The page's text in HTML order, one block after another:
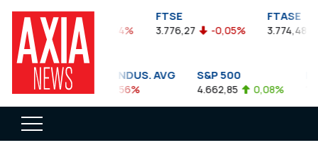
FTSEA
899,47 -0,04%
FTSE
3.776,27 -0,05%
FTASE
3.774,48
DOW JONES INDUS. AVG
35.911,81 -0,56%
S&P 500
4.662,85 0,08%